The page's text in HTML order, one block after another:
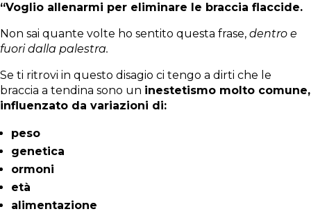
“Voglio allenarmi per eliminare le braccia flaccide.
Non sai quante volte ho sentito questa frase, dentro e
fuori dalla palestra.
Se ti ritrovi in questo disagio ci tengo a dirti che le
braccia a tendina sono un inestetismo molto comune,
influenzato da variazioni di:
peso
genetica
ormoni
età
alimentazione